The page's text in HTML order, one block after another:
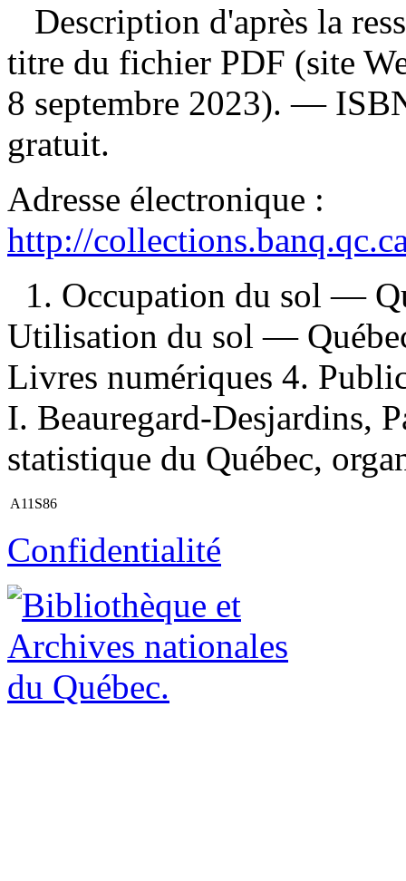
Description d'après la
titre du fichier PDF (site
8 septembre 2023). —
gratuit.
Adresse électronique :
http://
1. Occupation du sol —
Utilisation du sol —
Livres numériques 4.
I. Beauregard-Desjardins,
statistique du Québec,
A11S86
Confidentialité